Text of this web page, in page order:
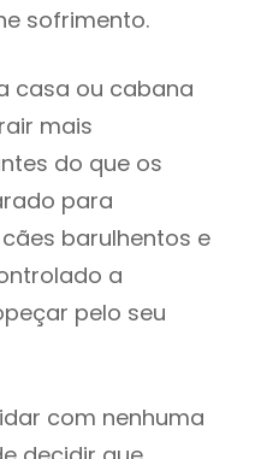
sofrimento.
casa ou cabana
mais
do que os
para
barulhentos e
a
pelo seu
com nenhuma